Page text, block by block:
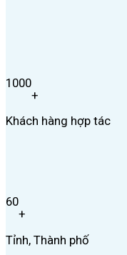
1000
+
Khách hàng hợp tác
60
+
Tỉnh, Thành phố